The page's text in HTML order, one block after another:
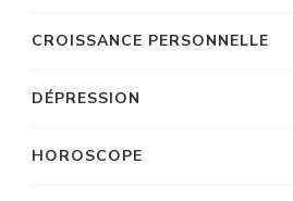
CROISSANCE PERSONNELLE
DÉPRESSION
HOROSCOPE